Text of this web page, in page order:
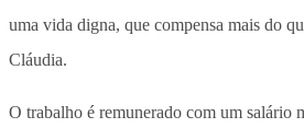
uma vida digna, que compensa mais do
Cláudia.
O trabalho é remunerado com um salário